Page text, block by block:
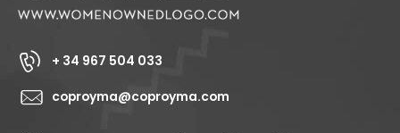
+ 34 967 504 033
coproyma@coproyma.com